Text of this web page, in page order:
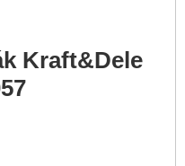
Kraft&Dele